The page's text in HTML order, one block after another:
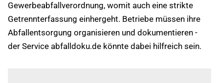
Gewerbeabfallverordnung, womit auch eine strikte
Getrennterfassung einhergeht. Betriebe müssen ihre
Abfallentsorgung organisieren und dokumentieren -
der Service abfalldoku.de könnte dabei hilfreich sein.